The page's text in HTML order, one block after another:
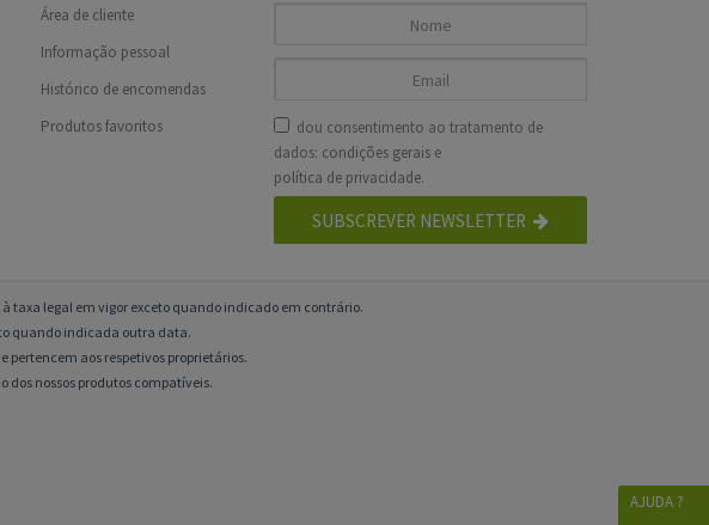
Área de cliente
Informação pessoal
Histórico de encomendas
Produtos favoritos
dou consentimento ao tratamento de
dados: condições geraise
política de privacidade.
SUBSCREVER NEWSLETTER
taxa legal em vigor exceto quando indicado em contrário.
quando indicada outra data.
pertencem aos respetivos proprietários.
nossos produtos compatíveis.
AJUDA ?